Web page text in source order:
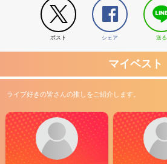
ポスト シェア 送る
マイベスト
ライブ好きの皆さんの推しをご紹介します。